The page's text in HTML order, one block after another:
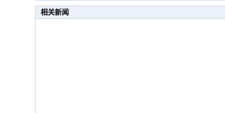
相关新闻